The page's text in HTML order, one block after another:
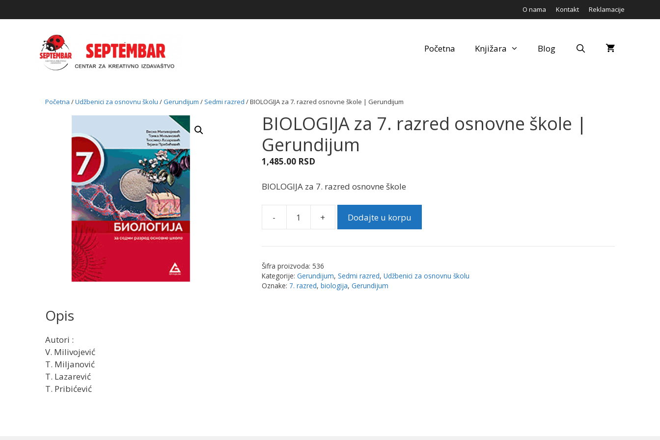
to
O nama Kontakt Reklamacije
Početna Knjižara Blog
Početna /Udžbenici za osnovnu školu /Gerundijum / Sedmi razred / BIOLOGIJA za 7. razred osnovne škole | Gerundijum
BIOLOGIJA za 7. razred osnovne škole |
Gerundijum
1,485.00 RSD
BIOLOGIJA za 7. razred osnovne škole
-
BIOLOGIJA
7.
razred
osnovne
škole
+ Dodajte u korpu
Šifra proizvoda: 536
Kategorije: Gerundijum, Sedmi razred, Udžbenici za osnovnu školu
Oznake: 7. razred, biologija, Gerundijum
Opis
Autori :
V. Milivojević
T. Miljanović
T. Lazarević
T. Pribićević